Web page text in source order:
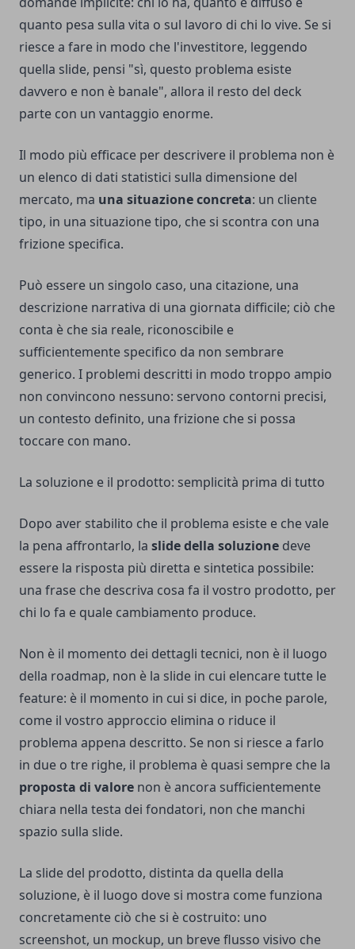
quanto pesa sulla vita o sul lavoro di chi lo vive. Se si
riesce a fare in modo che l'investitore, leggendo
quella slide, pensi "sì, questo problema esiste
davvero e non è banale", allora il resto del deck
parte con un vantaggio enorme.
Il modo più efficace per descrivere il problema non è
un elenco di dati statistici sulla dimensione del
mercato, ma una situazione concreta: un cliente
tipo, in una situazione tipo, che si scontra con una
frizione specifica.
Può essere un singolo caso, una citazione, una
descrizione narrativa di una giornata difficile; ciò che
conta è che sia reale, riconoscibile e
sufficientemente specifico da non sembrare
generico. I problemi descritti in modo troppo ampio
non convincono nessuno: servono contorni precisi,
un contesto definito, una frizione che si possa
toccare con mano.
La soluzione e il prodotto: semplicità prima di tutto
Dopo aver stabilito che il problema esiste e che vale
la pena affrontarlo, la slide della soluzione deve
essere la risposta più diretta e sintetica possibile:
una frase che descriva cosa fa il vostro prodotto, per
chi lo fa e quale cambiamento produce.
Non è il momento dei dettagli tecnici, non è il luogo
della roadmap, non è la slide in cui elencare tutte le
feature: è il momento in cui si dice, in poche parole,
come il vostro approccio elimina o riduce il
problema appena descritto. Se non si riesce a farlo
in due o tre righe, il problema è quasi sempre che la
proposta di valore non è ancora sufficientemente
chiara nella testa dei fondatori, non che manchi
spazio sulla slide.
La slide del prodotto, distinta da quella della
soluzione, è il luogo dove si mostra come funziona
concretamente ciò che si è costruito: uno
screenshot, un mockup, un breve flusso visivo che